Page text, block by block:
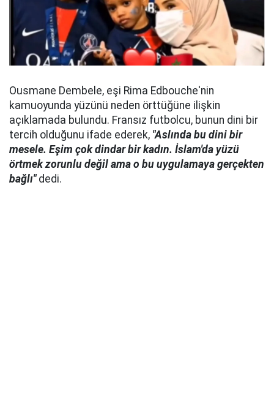
Ousmane Dembele, eşi Rima Edbouche'nin
kamuoyunda yüzünü neden örttüğüne ilişkin
açıklamada bulundu. Fransız futbolcu, bunun dini bir
tercih olduğunu ifade ederek, "Aslında bu dini bir
mesele. Eşim çok dindar bir kadın. İslam'da yüzü
örtmek zorunlu değil ama o bu uygulamaya gerçekten
bağlı"dedi.